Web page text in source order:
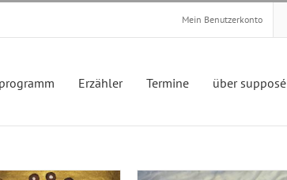
Mein Benutzerkonto
Erzähler Termine über supposé